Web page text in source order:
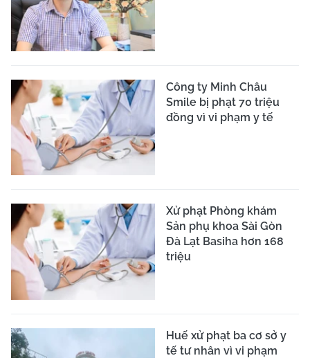
Công ty Minh Châu
Smile bị phạt 70 triệu
đồng vì vi phạm y tế
Xử phạt Phòng khám
Sản phụ khoa Sài Gòn
Đà Lạt Basiha hơn 168
triệu
Huế xử phạt ba cơ sở y
tế tư nhân vì vi phạm